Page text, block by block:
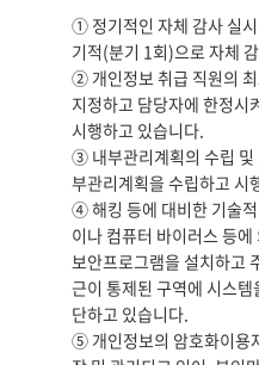
① 정기적인 자체 감사 실
기적(분기 1회)으로 자체
② 개인정보 취급 직원의
지정하고 담당자에 한정시
시행하고 있습니다.
③ 내부관리계획의 수립 및
부관리계획을 수립하고 시
④ 해킹 등에 대비한 기술
이나 컴퓨터 바이러스 등
보안프로그램을 설치하고
근이 통제된 구역에 시스
단하고 있습니다.
⑤ 개인정보의 암호화이용